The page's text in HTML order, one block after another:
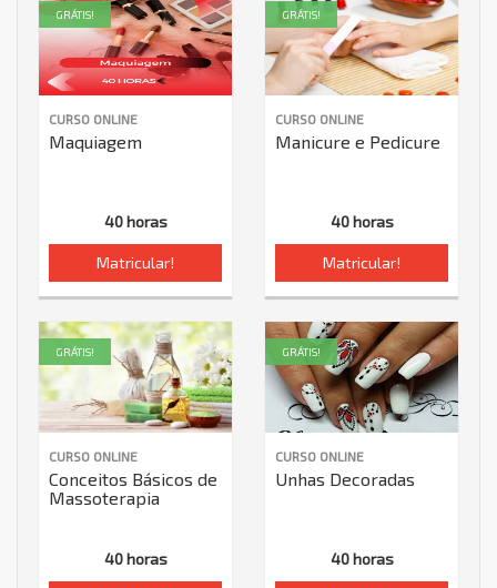
CURSO ONLINE
Maquiagem
40 horas
Matricular!
GRÁTIS!
CURSO ONLINE
Manicure e Pedicure
40 horas
Matricular!
GRÁTIS!
CURSO ONLINE
Conceitos Básicos de
Massoterapia
40 horas
GRÁTIS!
CURSO ONLINE
Unhas Decoradas
40 horas
GRÁTIS!